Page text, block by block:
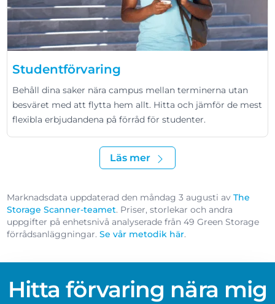
Studentförvaring
Behåll dina saker nära campus mellan terminerna utan
besväret med att flytta hem allt. Hitta och jämför de mest
flexibla erbjudandena på förråd för studenter.
Läs mer
Marknadsdata uppdaterad den måndag 3 augusti avThe
Storage Scanner-teamet. Priser, storlekar och andra
uppgifter på enhetsnivå analyserade från 49 Green Storage
förrådsanläggningar.Se vår metodik här.
Hitta förvaring nära mig